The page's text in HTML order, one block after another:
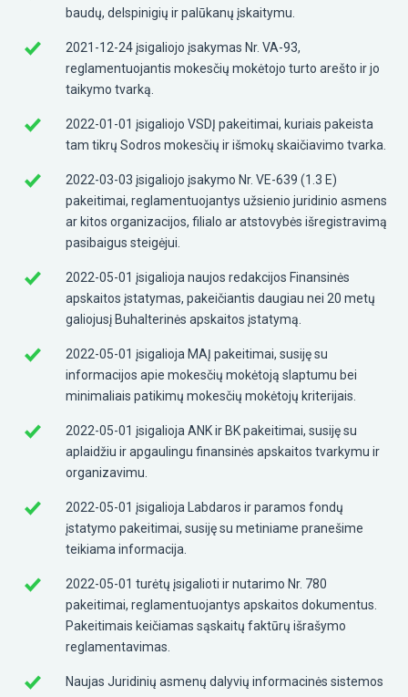
baudų, delspinigių ir palūkanų įskaitymu.
2021-12-24 įsigaliojo įsakymas Nr. VA-93,
reglamentuojantis mokesčių mokėtojo turto arešto ir jo
taikymo tvarką.
2022-01-01 įsigaliojo VSDĮ pakeitimai, kuriais pakeista
tam tikrų Sodros mokesčių ir išmokų skaičiavimo tvarka.
2022-03-03 įsigaliojo įsakymo Nr. VE-639 (1.3 E)
pakeitimai, reglamentuojantys užsienio juridinio asmens
ar kitos organizacijos, filialo ar atstovybės išregistravimą
pasibaigus steigėjui.
2022-05-01 įsigalioja naujos redakcijos Finansinės
apskaitos įstatymas, pakeičiantis daugiau nei 20 metų
galiojusį Buhalterinės apskaitos įstatymą.
2022-05-01 įsigalioja MAĮ pakeitimai, susiję su
informacijos apie mokesčių mokėtoją slaptumu bei
minimaliais patikimų mokesčių mokėtojų kriterijais.
2022-05-01 įsigalioja ANK ir BK pakeitimai, susiję su
aplaidžiu ir apgaulingu finansinės apskaitos tvarkymu ir
organizavimu.
2022-05-01 įsigalioja Labdaros ir paramos fondų
įstatymo pakeitimai, susiję su metiniame pranešime
teikiama informacija.
2022-05-01 turėtų įsigalioti ir nutarimo Nr. 780
pakeitimai, reglamentuojantys apskaitos dokumentus.
Pakeitimais keičiamas sąskaitų faktūrų išrašymo
reglamentavimas.
Naujas Juridinių asmenų dalyvių informacinės sistemos